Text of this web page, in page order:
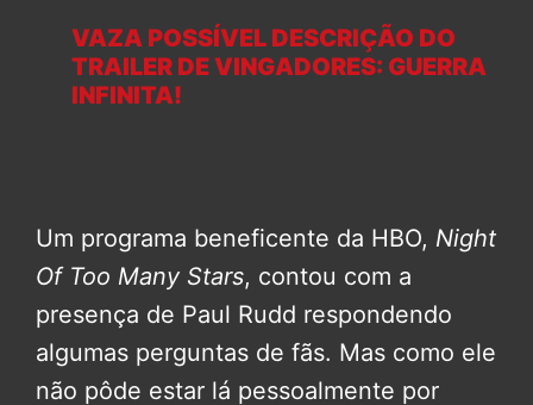
VAZA POSSÍVEL DESCRIÇÃO DO
TRAILER DE VINGADORES: GUERRA
INFINITA!
Um programa beneficente da HBO, Night
Of Too Many Stars, contou com a
presença de Paul Rudd respondendo
algumas perguntas de fãs. Mas como ele
não pôde estar lá pessoalmente por